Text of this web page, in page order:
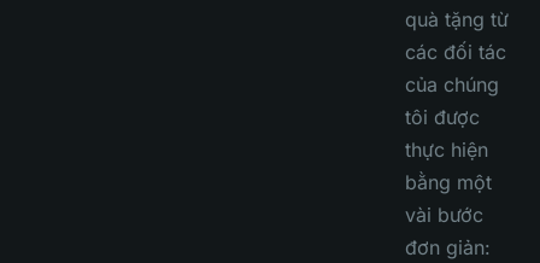
quà tặng từ
các đối tác
của chúng
tôi được
thực hiện
bằng một
vài bước
đơn giản: